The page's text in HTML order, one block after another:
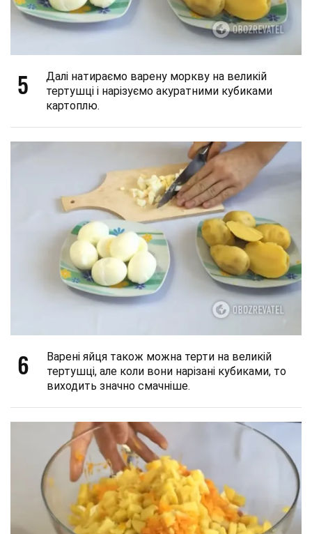
5
Далі натираємо варену моркву на великій
тертушці і нарізуємо акуратними кубиками
картоплю.
6
Варені яйця також можна терти на великій
тертушці, але коли вони нарізані кубиками, то
виходить значно смачніше.